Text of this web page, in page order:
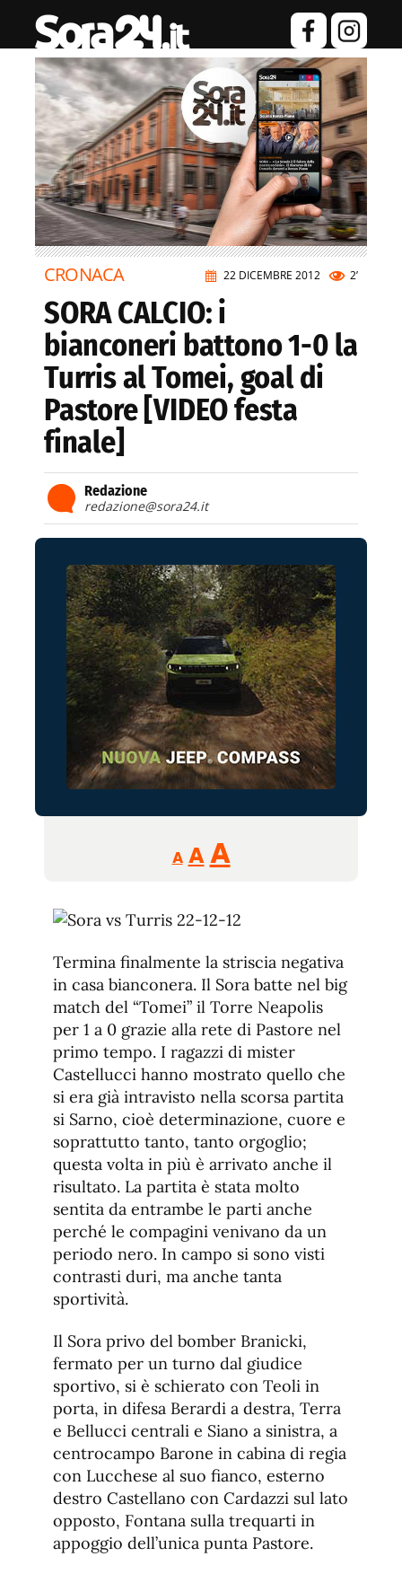
22 DICEMBRE 2012 2’
CRONACA
SORA CALCIO: i
bianconeri battono 1-0 la
Turris al Tomei, goal di
Pastore [VIDEO festa
finale]
Redazione
redazione@sora24.it
A
Reducir
tamaño
A Restablecer
de
AAumentar
de
fuente.
Termina finalmente la striscia negativa
in casa bianconera. Il Sora batte nel big
match del “Tomei” il Torre Neapolis
per 1 a 0 grazie alla rete di Pastore nel
primo tempo. I ragazzi di mister
Castellucci hanno mostrato quello che
si era già intravisto nella scorsa partita
si Sarno, cioè determinazione, cuore e
soprattutto tanto, tanto orgoglio;
questa volta in più è arrivato anche il
risultato. La partita è stata molto
sentita da entrambe le parti anche
perché le compagini venivano da un
periodo nero. In campo si sono visti
contrasti duri, ma anche tanta
sportività.
Il Sora privo del bomber Branicki,
fermato per un turno dal giudice
sportivo, si è schierato con Teoli in
porta, in difesa Berardi a destra, Terra
e Bellucci centrali e Siano a sinistra, a
centrocampo Barone in cabina di regia
con Lucchese al suo fianco, esterno
destro Castellano con Cardazzi sul lato
opposto, Fontana sulla trequarti in
appoggio dell’unica punta Pastore.